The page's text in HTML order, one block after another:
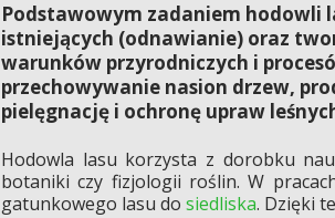
Podstawowym zadaniem hodowli
istniejących (odnawianie) oraz
warunków przyrodniczych i
przechowywanie nasion drzew,
pielęgnację i ochronę upraw
Hodowla lasu korzysta z dorobku
botaniki czy fizjologii roślin. W
gatunkowego lasu do siedliska. Dzięki